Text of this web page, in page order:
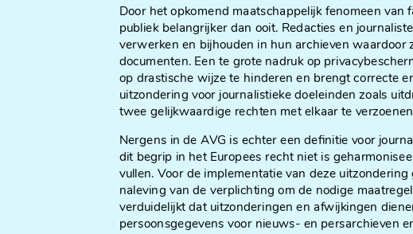
Door het opkomend maatschappelijk fenomeen
publiek belangrijker dan ooit. Redacties en
verwerken en bijhouden in hun archieven
documenten. Een te grote nadruk op
op drastische wijze te hinderen en brengt correcte
uitzondering voor journalistieke doeleinden zoals
twee gelijkwaardige rechten met elkaar te
Nergens in de AVG is echter een definitie voor
dit begrip in het Europees recht niet is
vullen. Voor de implementatie van deze
naleving van de verplichting om de nodige
verduidelijkt dat uitzonderingen en afwijkingen
persoonsgegevens voor nieuws- en persarchieven